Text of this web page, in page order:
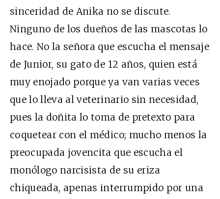
sinceridad de Anika no se discute.
Ninguno de los dueños de las mascotas lo
hace. No la señora que escucha el mensaje
de Junior, su gato de 12 años, quien está
muy enojado porque ya van varias veces
que lo lleva al veterinario sin necesidad,
pues la doñita lo toma de pretexto para
coquetear con el médico; mucho menos la
preocupada jovencita que escucha el
monólogo narcisista de su eriza
chiqueada, apenas interrumpido por una